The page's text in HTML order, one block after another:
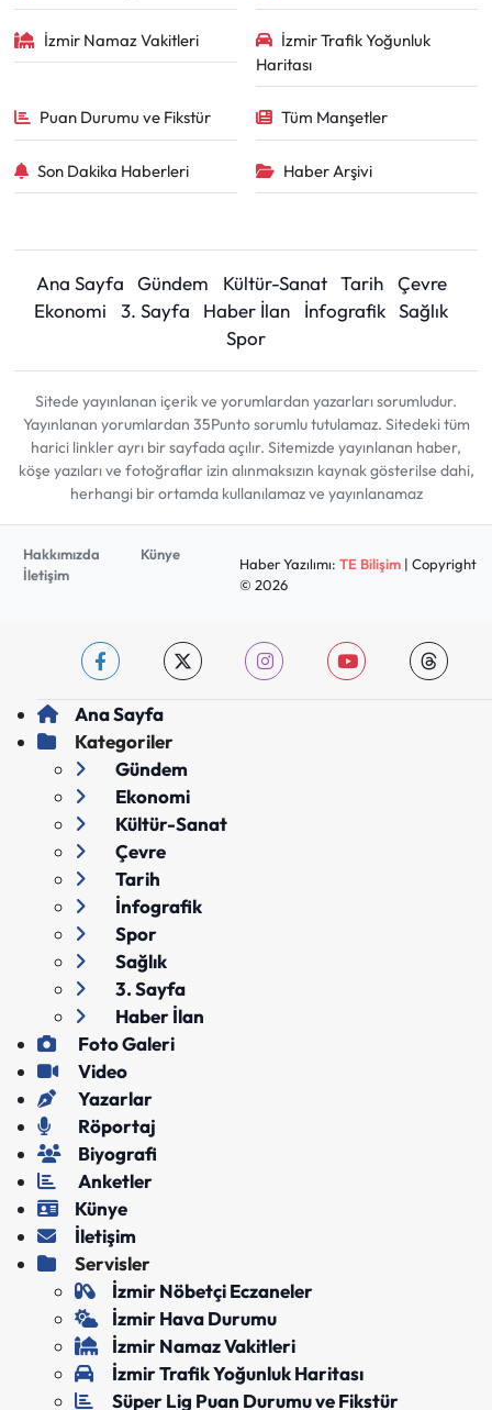
İzmir Namaz Vakitleri
İzmir Trafik Yoğunluk
Haritası
Puan Durumu ve Fikstür Tüm Manşetler
Son Dakika Haberleri Haber Arşivi
Ana Sayfa Gündem Kültür-Sanat Tarih
Çevre
Ekonomi
3. Sayfa Haber İlan İnfografik Sağlık
Spor
Sitede yayınlanan içerik ve yorumlardan yazarları sorumludur.
Yayınlanan yorumlardan 35Punto sorumlu tutulamaz. Sitedeki tüm
harici linkler ayrı bir sayfada açılır. Sitemizde yayınlanan haber,
köşe yazıları ve fotoğraflar izin alınmaksızın kaynak gösterilse dahi,
herhangi bir ortamda kullanılamaz ve yayınlanamaz
Hakkımızda
Künye
İletişim
Haber Yazılımı: TE Bilişim| Copyright
© 2026
Ana Sayfa
Kategoriler
Gündem
Ekonomi
Kültür-Sanat
Çevre
Tarih
İnfografik
Spor
Sağlık
3. Sayfa
Haber İlan
Foto Galeri
Video
Yazarlar
Röportaj
Biyografi
Anketler
Künye
İletişim
Servisler
İzmir Nöbetçi Eczaneler
İzmir Hava Durumu
İzmir Namaz Vakitleri
İzmir Trafik Yoğunluk Haritası
Süper Lig Puan Durumu ve Fikstür